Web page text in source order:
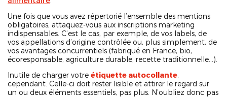
Une fois que vous avez répertorié l’ensemble des mentions
obligatoires, attaquez-vous aux inscriptions marketing
indispensables. C’est le cas, par exemple, de vos labels, de
vos appellations d’origine contrôlée ou, plus simplement, de
vos avantages concurrentiels (fabriqué en France, bio,
écoresponsable, agriculture durable, recette traditionnelle…).
Inutile de charger votre étiquette autocollante,
cependant. Celle-ci doit rester lisible et attirer le regard sur
un ou deux éléments essentiels, pas plus. N’oubliez donc pas